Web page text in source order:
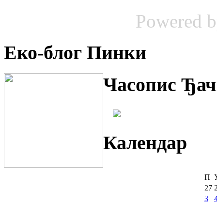
Powered
Еко-блог Пинки
Часопис
Календар
П
27
3